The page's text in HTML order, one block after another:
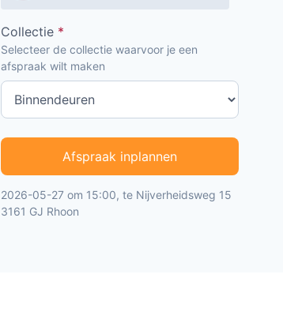
Collectie *
Selecteer de collectie waarvoor je een
afspraak wilt maken
Afspraak inplannen
2026-05-27 om 15:00, te Nijverheidsweg 15
3161 GJ Rhoon